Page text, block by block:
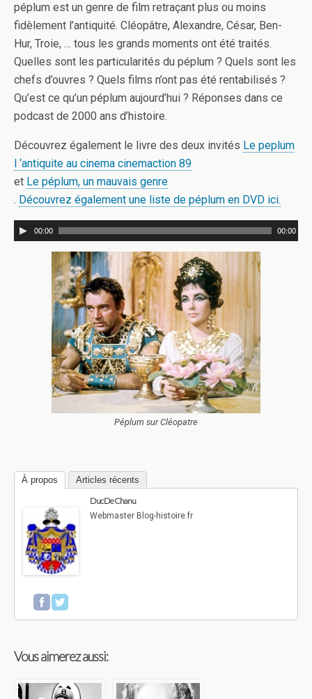
péplum est un genre de film retraçant plus ou moins
fidèlement l’antiquité. Cléopâtre, Alexandre, César, Ben-
Hur, Troie, … tous les grands moments ont été traités.
Quelles sont les particularités du péplum ? Quels sont les
chefs d’ouvres ? Quels films n’ont pas été rentabilisés ?
Qu’est ce qu’un péplum aujourd’hui ? Réponses dans ce
podcast de 2000 ans d’histoire.
Découvrez également le livre des deux invités Le peplum
l ‘antiquite au cinema cinemaction 89
et Le péplum, un mauvais genre
. Découvrez également une liste de péplum en DVD ici.
00:00 00:00
Péplum sur Cléopatre
À propos
Articles récents
Duc De Chanu
Webmaster Blog-histoire.fr
Vous aimerez aussi: